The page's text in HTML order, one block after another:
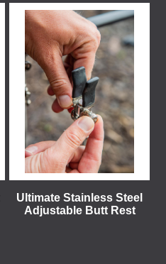
Ultimate Stainless Steel
Adjustable Butt Rest